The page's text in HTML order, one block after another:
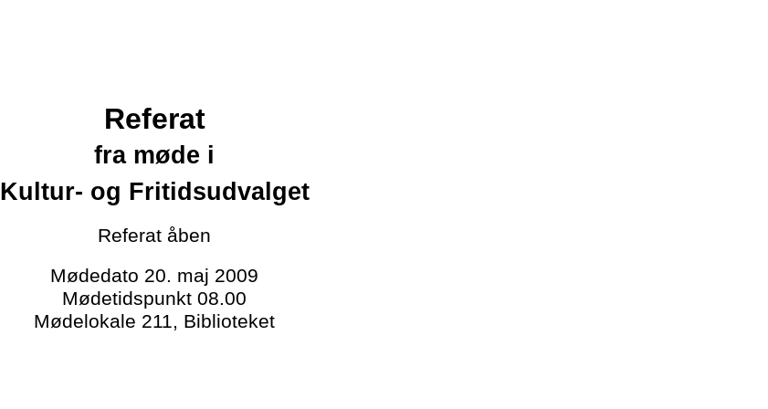
Referat
fra møde i
Kultur- og Fritidsudvalget
Referat åben
Mødedato 20. maj 2009
Mødetidspunkt 08.00
Mødelokale 211, Biblioteket